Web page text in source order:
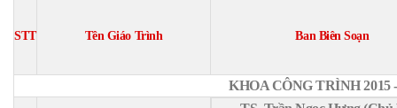
STT Tên Giáo Trình Ban Biên Soạn
KHOA CÔNG TRÌNH 2015